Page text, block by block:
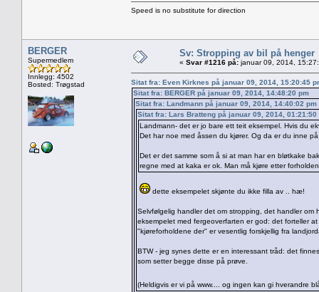
Speed is no substitute for direction
BERGER
Supermedlem
Innlegg: 4502
Bosted: Trøgstad
Sv: Stropping av bil på henger
« Svar #1216 på: januar 09, 2014,
Sitat fra: Even Kirknes på januar 09, 2014, 15:20:45
Sitat fra: BERGER på januar 09, 2014, 14:48:20 pm
Sitat fra: Landmann på januar 09, 2014, 14:40:02 pm
Sitat fra: Lars Bratteng på januar 09, 2014, 01:21:50
Landmann- det er jo bare ett teit eksempel. Hvis du
Det har noe med åssen du kjører. Og da er du inne
Det er det samme som å si at man har en bløtkake
regne med at kaka er ok. Man må kjøre etter
dette eksempelet skjønte du ikke filla av .. hæ!
Selvfølgelig handler det om stropping, det handler om
eksempelet med fergeoverfarten er god: det forteller
"kjøreforholdene der" er vesentlig forskjellig fra
BTW - jeg synes dette er en interessant tråd: det
som setter begge disse på prøve.
(Heldigvis er vi på www.... og ingen kan gi hverandre